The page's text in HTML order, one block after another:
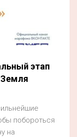
этап
побороться
на